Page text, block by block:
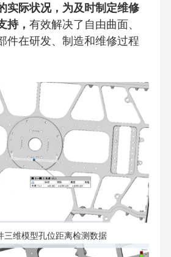
实际状况，为及时制定维修
持，有效解决了自由曲面、
件在研发、制造和维修过程
三维模型孔位距离检测数据